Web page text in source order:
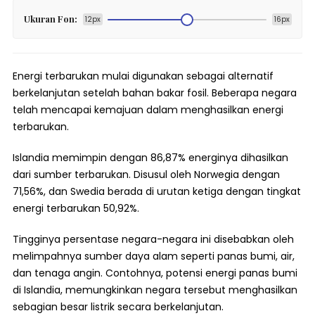
Ukuran Fon: 12px 16px
Energi terbarukan mulai digunakan sebagai alternatif
berkelanjutan setelah bahan bakar fosil. Beberapa negara
telah mencapai kemajuan dalam menghasilkan energi
terbarukan.
Islandia memimpin dengan 86,87% energinya dihasilkan
dari sumber terbarukan. Disusul oleh Norwegia dengan
71,56%, dan Swedia berada di urutan ketiga dengan tingkat
energi terbarukan 50,92%.
Tingginya persentase negara-negara ini disebabkan oleh
melimpahnya sumber daya alam seperti panas bumi, air,
dan tenaga angin. Contohnya, potensi energi panas bumi
di Islandia, memungkinkan negara tersebut menghasilkan
sebagian besar listrik secara berkelanjutan.